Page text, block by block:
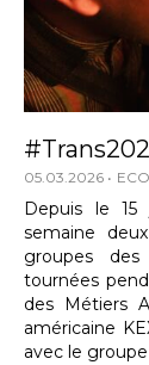
05.03.2026
Depuis le 15
semaine
groupes des
tournées
des Métiers
américaine
avec le